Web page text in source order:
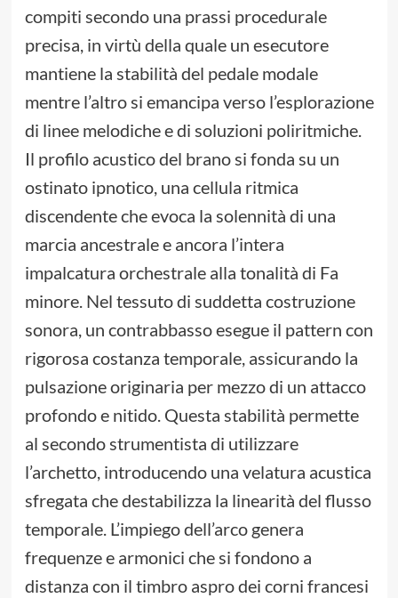
compiti secondo una prassi procedurale
precisa, in virtù della quale un esecutore
mantiene la stabilità del pedale modale
mentre l’altro si emancipa verso l’esplorazione
di linee melodiche e di soluzioni poliritmiche.
Il profilo acustico del brano si fonda su un
ostinato ipnotico, una cellula ritmica
discendente che evoca la solennità di una
marcia ancestrale e ancora l’intera
impalcatura orchestrale alla tonalità di Fa
minore. Nel tessuto di suddetta costruzione
sonora, un contrabbasso esegue il pattern con
rigorosa costanza temporale, assicurando la
pulsazione originaria per mezzo di un attacco
profondo e nitido. Questa stabilità permette
al secondo strumentista di utilizzare
l’archetto, introducendo una velatura acustica
sfregata che destabilizza la linearità del flusso
temporale. L’impiego dell’arco genera
frequenze e armonici che si fondono a
distanza con il timbro aspro dei corni francesi